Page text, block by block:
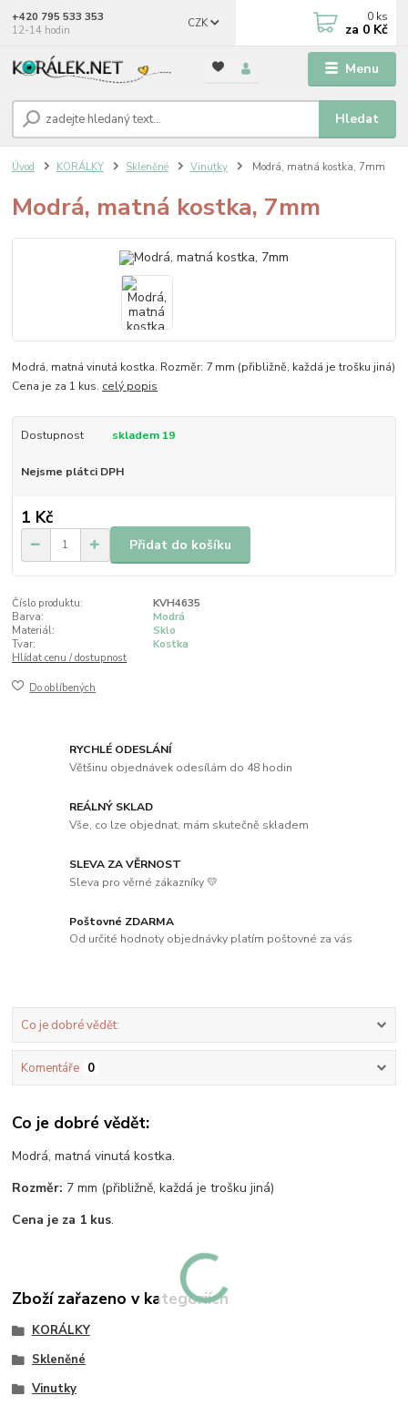
Menu
CZK
Hledat
+420 795 533 353
12-14 hodin
0 ks
za 0 Kč
Úvod KORÁLKY Skleněné Vinutky Modrá, matná kostka, 7mm
Modrá, matná kostka, 7mm
Modrá, matná vinutá kostka. Rozměr: 7 mm (přibližně, každá je trošku jiná)
Cena je za 1 kus. celý popis
Dostupnost skladem 19
Nejsme plátci DPH
1 Kč
Přidat do košíku
Číslo produktu:
KVH4635
Barva:
Modrá
Materiál:
Sklo
Tvar:
Kostka
Hlídat cenu / dostupnost
Do oblíbených
RYCHLÉ ODESLÁNÍ
Většinu objednávek odesílám do 48 hodin
REÁLNÝ SKLAD
Vše, co lze objednat, mám skutečně skladem
SLEVA ZA VĚRNOST
Sleva pro věrné zákazníky 💛
Poštovné ZDARMA
Od určité hodnoty objednávky platím poštovné za vás
Co je dobré vědět:
Komentáře 0
Co je dobré vědět:
Modrá, matná vinutá kostka.
Rozměr: 7 mm (přibližně, každá je trošku jiná)
Cena je za 1 kus.
Zboží zařazeno v kategoriích
KORÁLKY
Skleněné
Vinutky